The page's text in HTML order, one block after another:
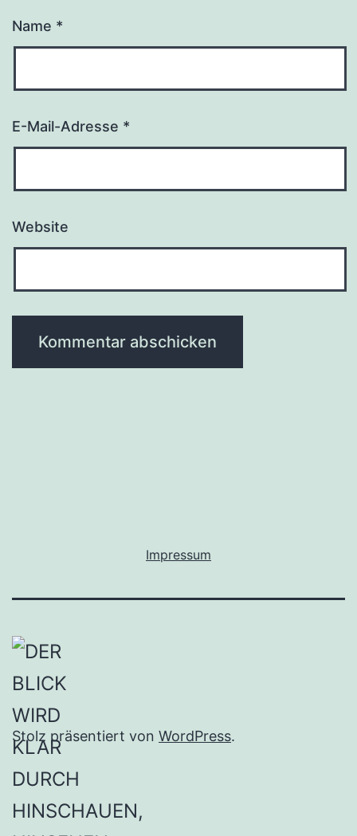
Name *
E-Mail-Adresse *
Website
Impressum
Stolz präsentiert von WordPress.